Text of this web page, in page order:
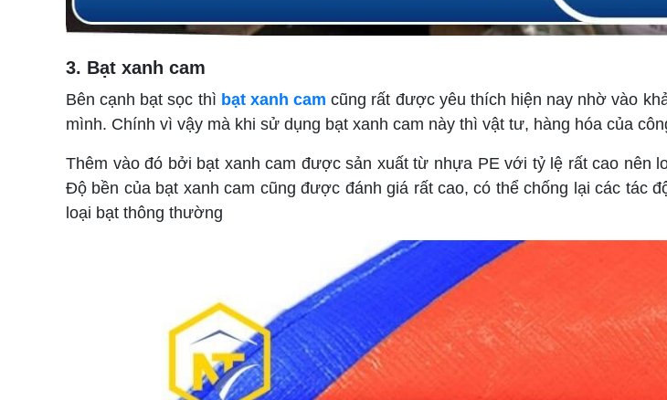
3. Bạt xanh cam
Bên cạnh bạt sọc thì bạt xanh cam cũng rất được yêu thích hiện nay nhờ vào
mình. Chính vì vậy mà khi sử dụng bạt xanh cam này thì vật tư, hàng hóa của
Thêm vào đó bởi bạt xanh cam được sản xuất từ nhựa PE với tỷ lệ rất cao nên
Độ bền của bạt xanh cam cũng được đánh giá rất cao, có thể chống lại các tác
loại bạt thông thường